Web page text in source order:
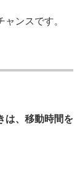
ンスです。
は、移動時間を